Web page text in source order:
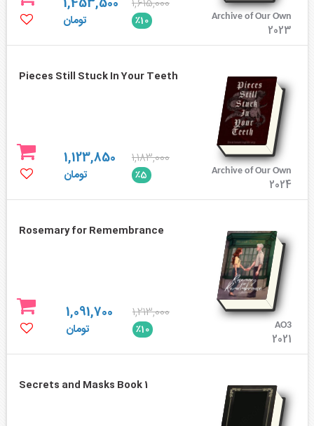
Archive of Our Own
2023
1,615,000
٪10 تومان
Pieces Still Stuck In Your Teeth
Archive of Our Own
2024
1,183,000
٪5
1,123,850
تومان
Rosemary for Remembrance
AO3
2021
1,213,000
٪10
1,091,700
تومان
Secrets and Masks Book 1